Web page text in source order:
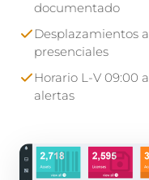
documentado
Desplazamientos
presenciales
Horario L-V 09:00
alertas